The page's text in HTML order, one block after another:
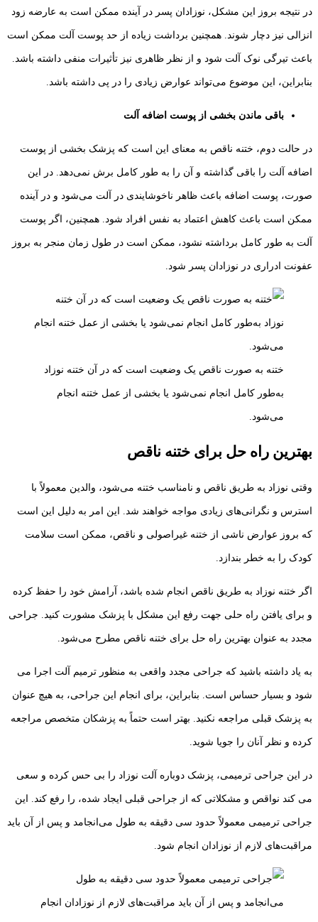
در نتیجه بروز این مشکل، نوزادان پسر در آینده ممکن است به عارضه زود
انزالی نیز دچار شوند. همچنین برداشت زیاده از حد پوست آلت ممکن است
باعث تیرگی نوک آلت شود و از نظر ظاهری نیز تأثیرات منفی داشته باشد.
بنابراین، این موضوع می‌تواند عوارض زیادی را در پی داشته باشد.
باقی ماندن بخشی از پوست اضافه آلت
در حالت دوم، ختنه ناقص به معنای این است که پزشک بخشی از پوست
اضافه آلت را باقی گذاشته و آن را به طور کامل برش نمی‌دهد. در این
صورت، پوست اضافه باعث ظاهر ناخوشایندی در آلت می‌شود و در آینده
ممکن است باعث کاهش اعتماد به نفس افراد شود. همچنین، اگر پوست
آلت به طور کامل برداشته نشود، ممکن است در طول زمان منجر به بروز
عفونت ادراری در نوزادان پسر شود.
ختنه به صورت ناقص یک وضعیت است که در آن ختنه نوزاد
به‌طور کامل انجام نمی‌شود یا بخشی از عمل ختنه انجام
می‌شود.
بهترین راه حل برای ختنه ناقص
وقتی نوزاد به طریق ناقص و نامناسب ختنه می‌شود، والدین معمولاً با
استرس و نگرانی‌های زیادی مواجه خواهند شد. این امر به دلیل این است
که بروز عوارض ناشی از ختنه غیراصولی و ناقص، ممکن است سلامت
کودک را به خطر بندازد.
اگر ختنه نوزاد به طریق ناقص انجام شده باشد، آرامش خود را حفظ کرده
و برای یافتن راه ‌حلی جهت رفع این مشکل با پزشک مشورت کنید. جراحی
مجدد به عنوان بهترین راه حل برای ختنه ناقص مطرح می‌شود.
به یاد داشته باشید که جراحی مجدد واقعی به منظور ترمیم آلت اجرا می‌
شود و بسیار حساس است. بنابراین، برای انجام این جراحی، به هیچ عنوان
به پزشک قبلی مراجعه نکنید. بهتر است حتماً به پزشکان متخصص مراجعه
کرده و نظر آنان را جویا شوید.
در این جراحی ترمیمی، پزشک دوباره آلت نوزاد را بی حس کرده و سعی
می‌ کند نواقص و مشکلاتی که از جراحی قبلی ایجاد شده، را رفع کند. این
جراحی ترمیمی معمولاً حدود سی دقیقه به طول می‌انجامد و پس از آن باید
مراقبت‌های لازم از نوزادان انجام شود.